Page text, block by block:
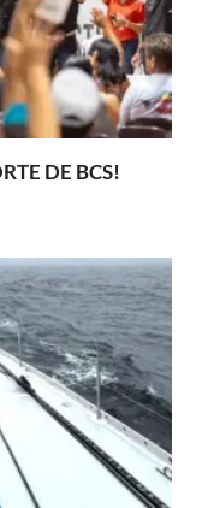
DE BCS!